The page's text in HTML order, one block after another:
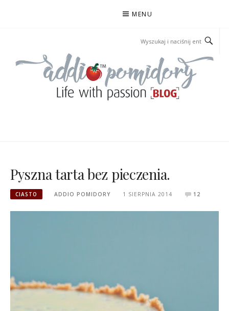
MENU
Pyszna tarta bez pieczenia.
CIASTO ADDIO POMIDORY 1 SIERPNIA 2014 12